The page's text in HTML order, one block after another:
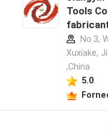
Tools
No.3,
Xuxiake,
,China
5.0